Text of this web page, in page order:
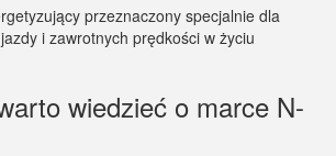
przeznaczony specjalnie dla
i zawrotnych prędkości w życiu
wiedzieć o marce N-